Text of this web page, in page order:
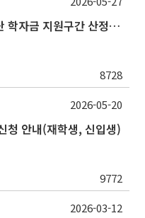
2026학년도 2학기 한국장학재단 학자금 지원구간 산정 신청 안내
8728
청 안내(재학생, 신입생)
9772
2026-05-20
2026-03-12